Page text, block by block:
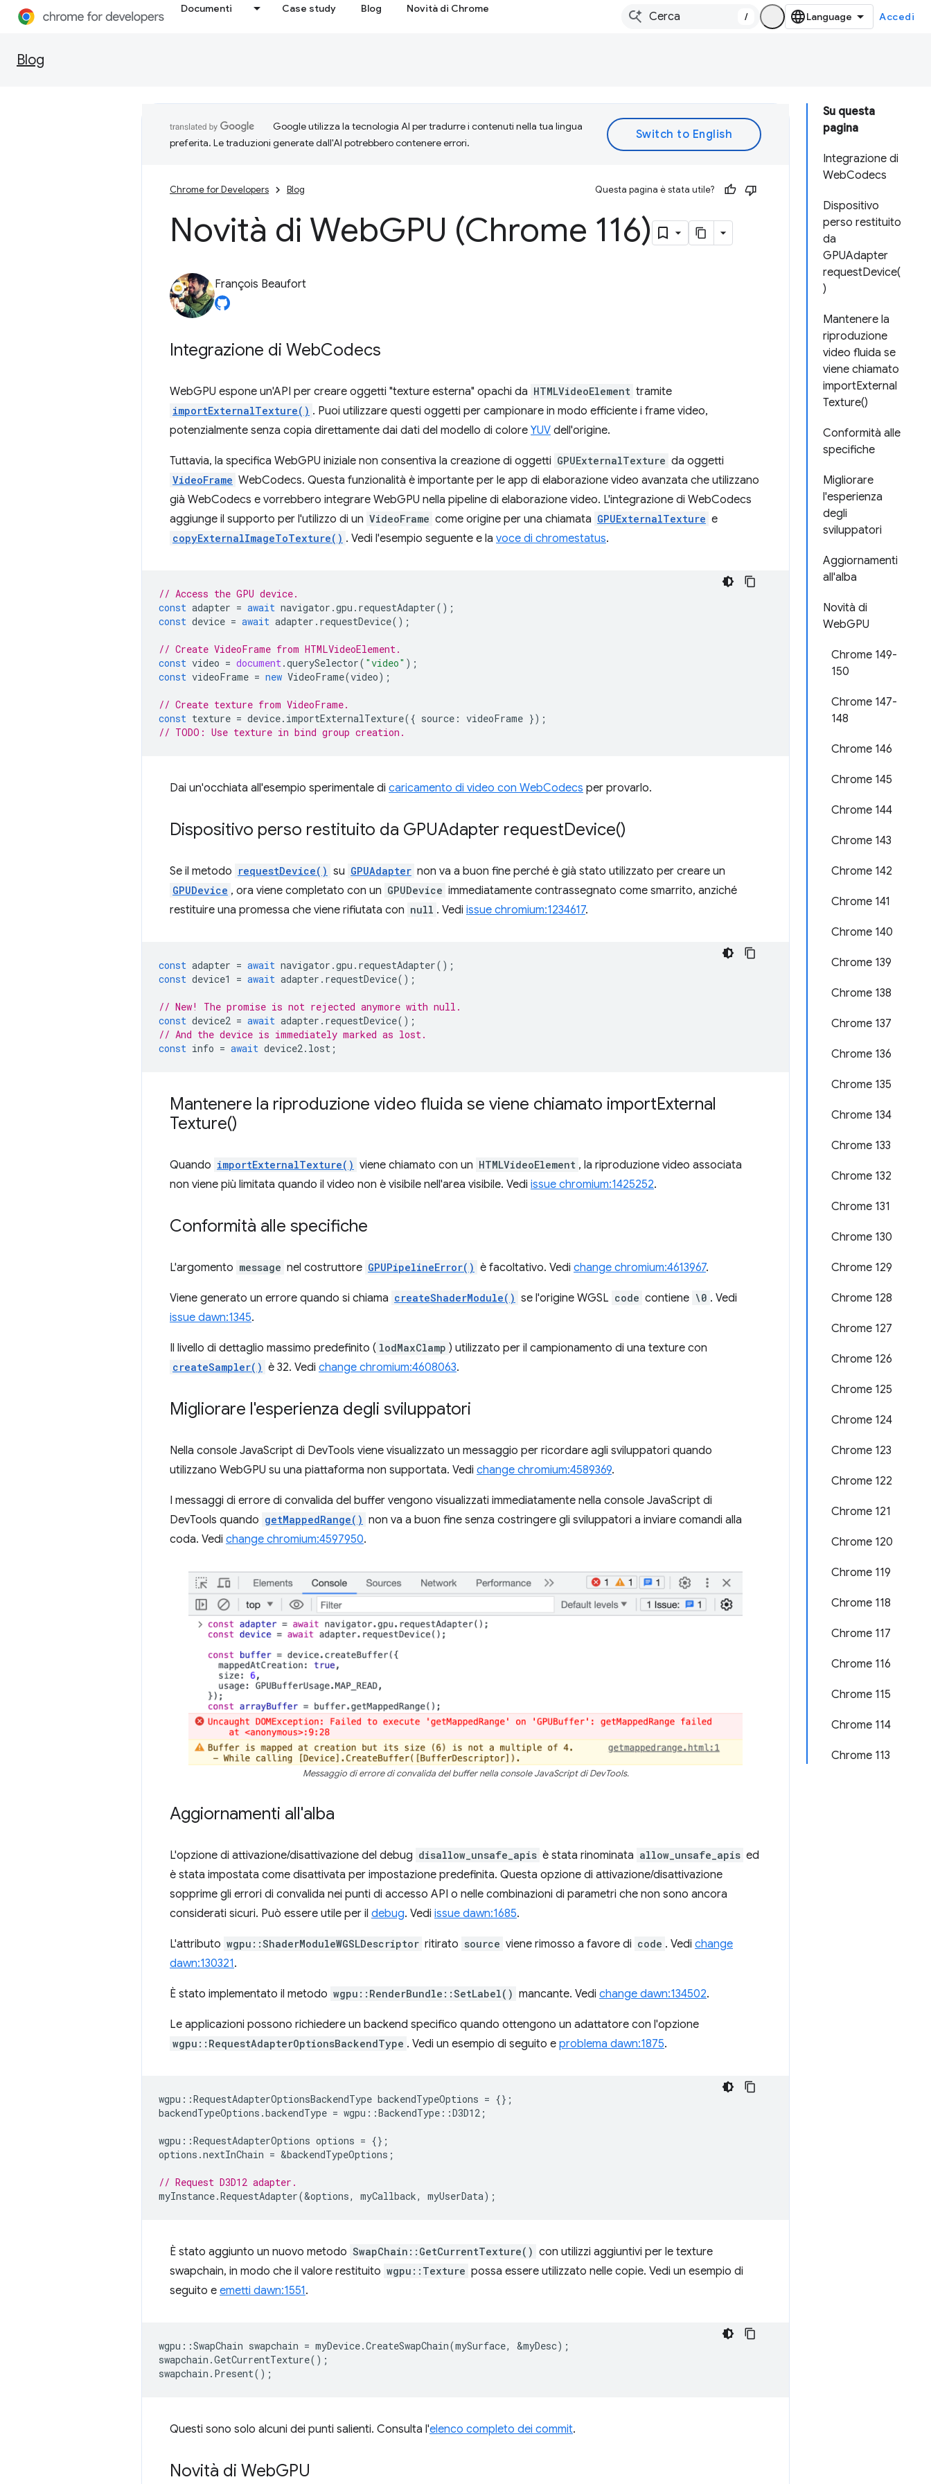
Documenti Case study Blog Novità di Chrome
/ Accedi
Blog
Su questa
pagina
Integrazione di
WebCodecs
Dispositivo
perso restituito
da
GPUAdapter
requestDevice(
)
Mantenere la
riproduzione
video fluida se
viene chiamato
importExternal
Texture()
Conformità alle
specifiche
Migliorare
l'esperienza
degli
sviluppatori
Aggiornamenti
all'alba
Novità di
WebGPU
Chrome 149-
150
Chrome 147-
148
Chrome 146
Chrome 145
Chrome 144
Chrome 143
Chrome 142
Chrome 141
Chrome 140
Chrome 139
Chrome 138
Chrome 137
Chrome 136
Chrome 135
Chrome 134
Chrome 133
Chrome 132
Chrome 131
Chrome 130
Chrome 129
Chrome 128
Chrome 127
Chrome 126
Chrome 125
Chrome 124
Chrome 123
Chrome 122
Chrome 121
Chrome 120
Chrome 119
Chrome 118
Chrome 117
Chrome 116
Chrome 115
Chrome 114
Chrome 113
Google utilizza la tecnologia AI per tradurre i contenuti nella tua lingua
preferita. Le traduzioni generate dall'AI potrebbero contenere errori.
Chrome for Developers Blog Questa pagina è stata utile?
Novità di WebGPU (Chrome 116)
François Beaufort
Integrazione di WebCodecs
WebGPU espone un'API per creare oggetti "texture esterna" opachi da HTMLVideoElement tramite
importExternalTexture() . Puoi utilizzare questi oggetti per campionare in modo efficiente i frame video,
potenzialmente senza copia direttamente dai dati del modello di colore YUV dell'origine.
Tuttavia, la specifica WebGPU iniziale non consentiva la creazione di oggetti GPUExternalTexture da oggetti
VideoFrame WebCodecs. Questa funzionalità è importante per le app di elaborazione video avanzata che utilizzano
già WebCodecs e vorrebbero integrare WebGPU nella pipeline di elaborazione video. L'integrazione di WebCodecs
aggiunge il supporto per l'utilizzo di un VideoFrame come origine per una chiamata GPUExternalTexture e
copyExternalImageToTexture() . Vedi l'esempio seguente e la voce di chromestatus.
// Access the GPU device.
const adapter = await navigator .gpu . requestAdapter();
const device = await adapter . requestDevice();
// Create VideoFrame from HTMLVideoElement.
const video = document.querySelector( "video" );
const videoFrame = new VideoFrame(video);
// Create texture from VideoFrame.
const texture = device. importExternalTexture({ source : videoFrame });
// TODO: Use texture in bind group creation.
Dai un'occhiata all'esempio sperimentale di caricamento di video con WebCodecs per provarlo.
Dispositivo perso restituito da GPUAdapter requestDevice()
Se il metodo requestDevice() su GPUAdapter non va a buon fine perché è già stato utilizzato per creare un
GPUDevice , ora viene completato con un GPUDevice immediatamente contrassegnato come smarrito, anziché
restituire una promessa che viene rifiutata con null . Vedi issue chromium:1234617.
const adapter = await navigator .gpu . requestAdapter();
const device1 = await adapter . requestDevice();
// New! The promise is not rejected anymore with null.
const device2 = await adapter . requestDevice();
// And the device is immediately marked as lost.
const info = await device2. lost ;
Mantenere la riproduzione video fluida se viene chiamato importExternal
Texture()
Quando importExternalTexture() viene chiamato con un HTMLVideoElement , la riproduzione video associata
non viene più limitata quando il video non è visibile nell'area visibile. Vedi issue chromium:1425252.
Conformità alle specifiche
L'argomento message nel costruttore GPUPipelineError() è facoltativo. Vedi change chromium:4613967.
Viene generato un errore quando si chiama createShaderModule() se l'origine WGSL code contiene \0 . Vedi
issue dawn:1345.
Il livello di dettaglio massimo predefinito ( lodMaxClamp ) utilizzato per il campionamento di una texture con
createSampler() è 32. Vedi change chromium:4608063.
Migliorare l'esperienza degli sviluppatori
Nella console JavaScript di DevTools viene visualizzato un messaggio per ricordare agli sviluppatori quando
utilizzano WebGPU su una piattaforma non supportata. Vedi change chromium:4589369.
I messaggi di errore di convalida del buffer vengono visualizzati immediatamente nella console JavaScript di
DevTools quando getMappedRange() non va a buon fine senza costringere gli sviluppatori a inviare comandi alla
coda. Vedi change chromium:4597950.
Messaggio di errore di convalida del buffer nella console JavaScript di DevTools.
Aggiornamenti all'alba
L'opzione di attivazione/disattivazione del debug disallow_unsafe_apis è stata rinominata allow_unsafe_apis ed
è stata impostata come disattivata per impostazione predefinita. Questa opzione di attivazione/disattivazione
sopprime gli errori di convalida nei punti di accesso API o nelle combinazioni di parametri che non sono ancora
considerati sicuri. Può essere utile per il debug. Vedi issue dawn:1685.
L'attributo wgpu::ShaderModuleWGSLDescriptor ritirato source viene rimosso a favore di code . Vedi change
dawn:130321.
È stato implementato il metodo wgpu::RenderBundle::SetLabel() mancante. Vedi change dawn:134502.
Le applicazioni possono richiedere un backend specifico quando ottengono un adattatore con l'opzione
wgpu::RequestAdapterOptionsBackendType . Vedi un esempio di seguito e problema dawn:1875.
wgpu ::RequestAdapterOptionsBackendType backendTypeOptions = {};
backendTypeOptions .backendType = wgpu ::BackendType ::D3D12 ;
wgpu ::RequestAdapterOptions options = {};
options .nextInChain = &backendTypeOptions ;
// Request D3D12 adapter.
myInstance.RequestAdapter(&options, myCallback, myUserData);
È stato aggiunto un nuovo metodo SwapChain::GetCurrentTexture() con utilizzi aggiuntivi per le texture
swapchain, in modo che il valore restituito wgpu::Texture possa essere utilizzato nelle copie. Vedi un esempio di
seguito e emetti dawn:1551.
wgpu ::SwapChain swapchain = myDevice.CreateSwapChain(mySurface, &myDesc);
swapchain .GetCurrentTexture();
swapchain . Present();
Questi sono solo alcuni dei punti salienti. Consulta l'elenco completo dei commit.
Novità di WebGPU